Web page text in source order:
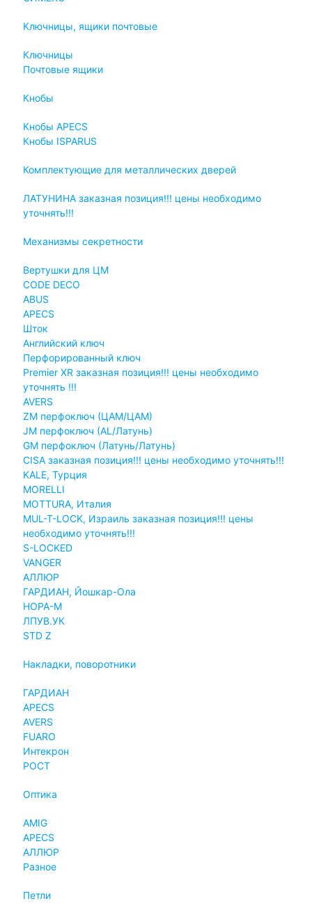
Ключницы, ящики почтовые
Ключницы
Почтовые ящики
Кнобы
Кнобы APECS
Кнобы ISPARUS
Комплектующие для металлических дверей
ЛАТУНИНА заказная позиция!!! цены необходимо
уточнять!!!
Механизмы секретности
Вертушки для ЦМ
CODE DECO
ABUS
APECS
Шток
Английский ключ
Перфорированный ключ
Premier XR заказная позиция!!! цены необходимо
уточнять !!!
AVERS
ZM перфоключ (ЦАМ/ЦАМ)
JМ перфоключ (АL/Латунь)
GM перфоключ (Латунь/Латунь)
CISA заказная позиция!!! цены необходимо уточнять!!!
KALE, Турция
MORELLI
MOTTURA, Италия
MUL-T-LOCK, Израиль заказная позиция!!! цены
необходимо уточнять!!!
S-LOCKED
VANGER
АЛЛЮР
ГАРДИАН, Йошкар-Ола
НОРА-М
ЛПУВ.УК
STD Z
Накладки, поворотники
ГАРДИАН
APECS
AVERS
FUARO
Интекрон
РОСТ
Оптика
AMIG
APECS
АЛЛЮР
Разное
Петли